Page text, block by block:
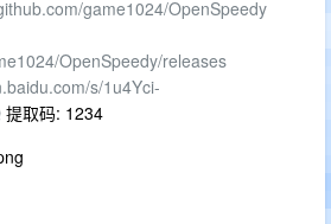
game1024/OpenSpeedy
OpenSpeedy/releases
s/1u4Yci-
提取码: 1234